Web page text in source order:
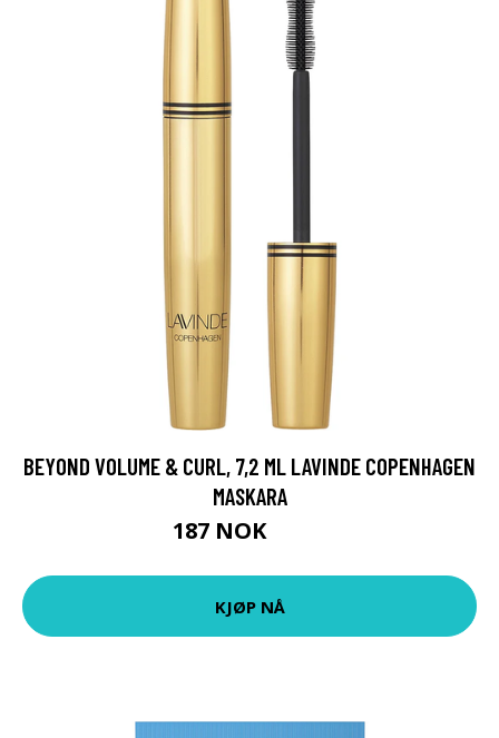
BEYOND VOLUME & CURL, 7,2 ML LAVINDE COPENHAGEN
MASKARA
187 NOK
KJØP NÅ